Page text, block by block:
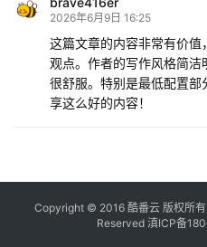
2026年6月9日 16:25
这篇文章的内容非常有价
观点。作者的写作风格简
很舒服。特别是最低配置
享这么好的内容！
Copyright © 2016 酷番云版权所有
Reserved 滇ICP备